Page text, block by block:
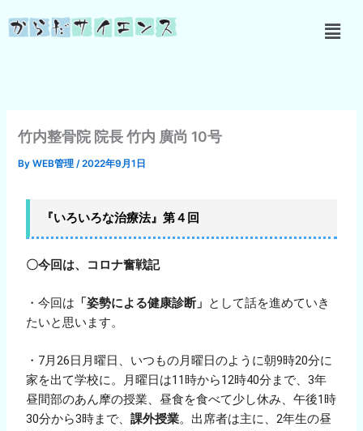
容
メ
ニ
竹内整骨院 院長 竹内 廣尚 10号
ByWEB管理 /2022年9月1日
『いろいろな治療法』第４回
〇今回は、コロナ奮戦記
・今回は 「姿勢による健康診断」 として話を進めていき
たいと思います。
・7月26日月曜日、いつもの月曜日のように朝9時20分に
家を出て学校に。月曜日は11時から12時40分まで、3年
昼間部のあん摩の授業、昼食を食べて少し休み、午後1時
30分から3時まで、課外授業。出席者は主に、2年生の昼